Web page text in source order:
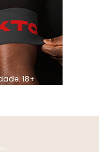
18+